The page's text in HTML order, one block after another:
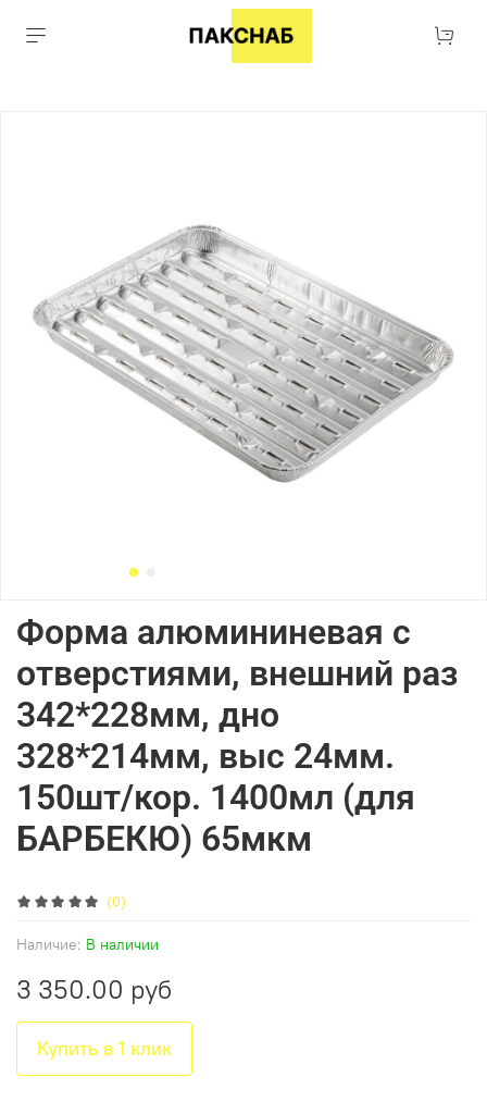
(0)
Наличие: В наличии
Форма алюмининевая с
отверстиями, внешний раз
342*228мм, дно
328*214мм, выс 24мм.
150шт/кор. 1400мл (для
БАРБЕКЮ) 65мкм
3 350.00 руб
Купить в 1 клик